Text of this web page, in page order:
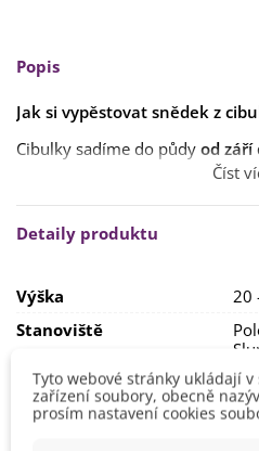
Popis
Jak si vypěstovat snědek z
Cibulky sadíme do půdy od září
polostinné
by měla býtkyprá, humózní, s
Po odkvětu cibulky
Číst
Detaily produktu
Výška
20
Stanoviště
Barva Květů
Doba Kvetení
Tyto webové stránky ukládají
zařízení soubory, obecně
prosím nastavení cookies